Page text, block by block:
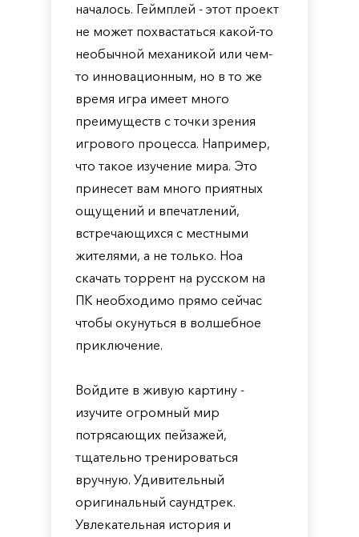
началось. Геймплей - этот проект
не может похвастаться какой-то
необычной механикой или чем-
то инновационным, но в то же
время игра имеет много
преимуществ с точки зрения
игрового процесса. Например,
что такое изучение мира. Это
принесет вам много приятных
ощущений и впечатлений,
встречающихся с местными
жителями, а не только. Hoa
скачать торрент на русском на
ПК необходимо прямо сейчас
чтобы окунуться в волшебное
приключение.
Войдите в живую картину -
изучите огромный мир
потрясающих пейзажей,
тщательно тренироваться
вручную. Удивительный
оригинальный саундтрек.
Увлекательная история и